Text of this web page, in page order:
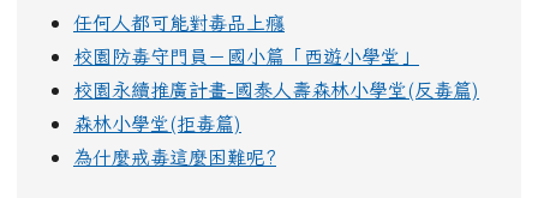
任何人都可能對毒品上癮
校園防毒守門員－國小篇「西遊小學堂」
校園永續推廣計畫-國泰人壽森林小學堂(反毒篇)
森林小學堂(拒毒篇)
為什麼戒毒這麼困難呢?